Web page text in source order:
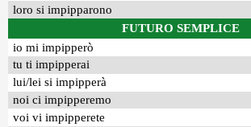
loro si impipparono
FUTURO SEMPLICE
io mi impipperò
tu ti impipperai
lui/lei si impipperà
noi ci impipperemo
voi vi impipperete